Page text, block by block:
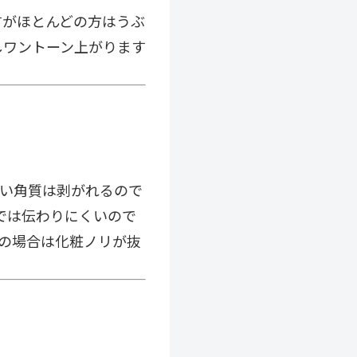
ほとんどの方はうぶ
ントーン上がります
角質は剥がれるので
は伝わりにくいので
場合は化粧ノリが抜